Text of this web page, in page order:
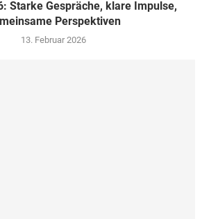
Starke Gespräche, klare Impulse,
Perspektiven
13. Februar 2026